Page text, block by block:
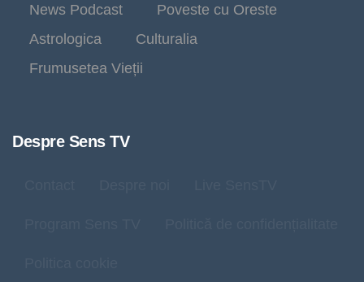
News Podcast
Poveste cu Oreste
Astrologica
Culturalia
Frumusetea Vieții
Despre Sens TV